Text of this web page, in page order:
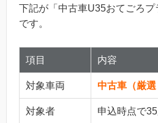
下記が「中古車U35おてごろ
です。
項目 内容
対象車両 中古車（厳選
対象者 申込時点で